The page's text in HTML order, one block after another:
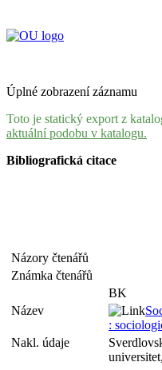
Úplné zobrazení záznamu
Toto je statický export z
aktuální podobu v katalogu.
Bibliografická citace
Názory čtenářů
Známka čtenářů
BK
Název
:
Nakl. údaje